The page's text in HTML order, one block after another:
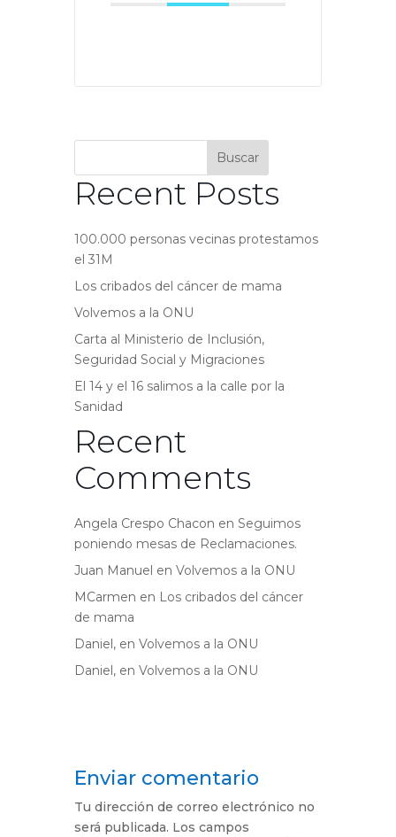
Buscar
Recent Posts
100.000 personas vecinas protestamos
el 31M
Los cribados del cáncer de mama
Volvemos a la ONU
Carta al Ministerio de Inclusión,
Seguridad Social y Migraciones
El 14 y el 16 salimos a la calle por la
Sanidad
Recent
Comments
Angela Crespo Chacon en Seguimos
poniendo mesas de Reclamaciones.
Juan Manuel en Volvemos a la ONU
MCarmen en Los cribados del cáncer
de mama
Daniel, en Volvemos a la ONU
Daniel, en Volvemos a la ONU
Enviar comentario
Tu dirección de correo electrónico no
será publicada. Los campos